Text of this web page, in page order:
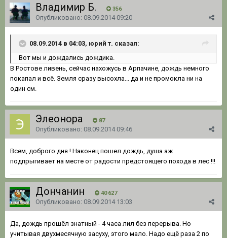
Владимир Б. 356
Опубликовано: 08.09.2014 09:20
08.09.2014 в 04:03, юрий т. сказал:
Вот мы и дождались дождика.
В Ростове ливень, сейчас нахожусь в Арпачине, дождь немного
покапал и всё. Земля сразу высохла... да и не промокла ни на
один см.
Элеонора 87
Опубликовано: 08.09.2014 09:46
Всем, доброго дня ! Наконец пошел дождь, душа аж
подпрыгивает на месте от радости предстоящего похода в лес !!!
Дончанин 40 627
Опубликовано: 08.09.2014 13:03
Да, дождь прошёл знатный - 4 часа лил без перерыва. Но
учитывая двухмесячную засуху, этого мало. Надо ещё раза 2 по